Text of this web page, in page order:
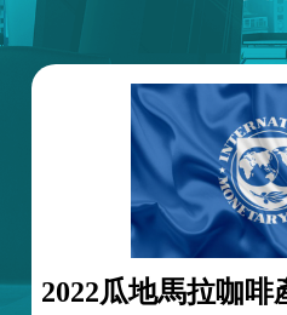
2022瓜地馬拉咖啡